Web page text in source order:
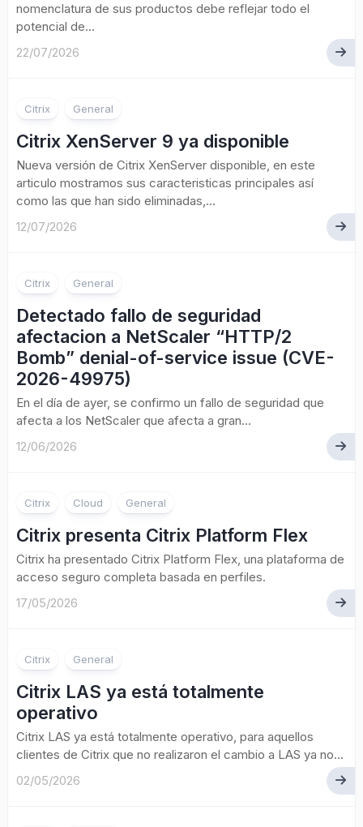
nomenclatura de sus productos debe reflejar todo el
potencial de...
22/07/2026
Citrix General
Citrix XenServer 9 ya disponible
Nueva versión de Citrix XenServer disponible, en este
articulo mostramos sus caracteristicas principales así
como las que han sido eliminadas,...
12/07/2026
Citrix General
Detectado fallo de seguridad
afectacion a NetScaler “HTTP/2
Bomb” denial-of-service issue (CVE-
2026-49975)
En el día de ayer, se confirmo un fallo de seguridad que
afecta a los NetScaler que afecta a gran...
12/06/2026
Citrix Cloud General
Citrix presenta Citrix Platform Flex
Citrix ha presentado Citrix Platform Flex, una plataforma de
acceso seguro completa basada en perfiles.
17/05/2026
Citrix General
Citrix LAS ya está totalmente
operativo
Citrix LAS ya está totalmente operativo, para aquellos
clientes de Citrix que no realizaron el cambio a LAS ya no...
02/05/2026